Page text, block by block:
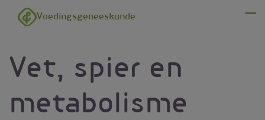
Overslaan en naar de inhoud gaan
Voedingsgeneeskunde
Vet, spier en
metabolisme